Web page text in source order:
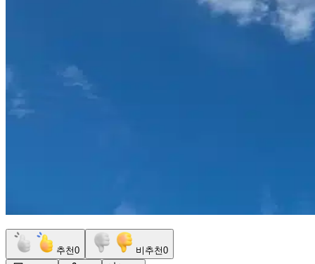
추천0 비추천0